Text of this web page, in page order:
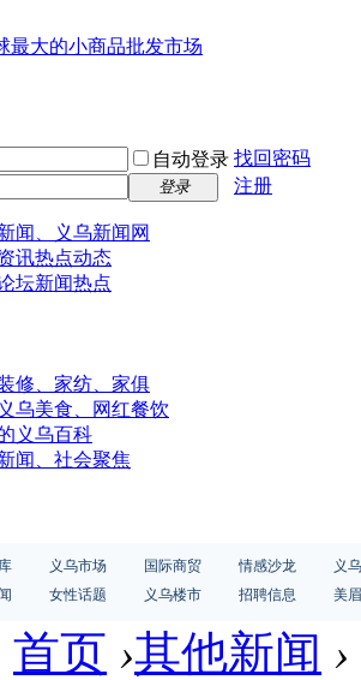
最大的小商品批发市场
自动登录 找回密码
登录 注册
闻、义乌新闻网
讯热点动态
坛新闻热点
修、家纺、家俱
乌美食、网红餐饮
义乌百科
闻、社会聚焦
义乌市场 国际商贸 情感沙龙
义
女性话题 义乌楼市 招聘信息 美
首页 ›其他新闻 ›